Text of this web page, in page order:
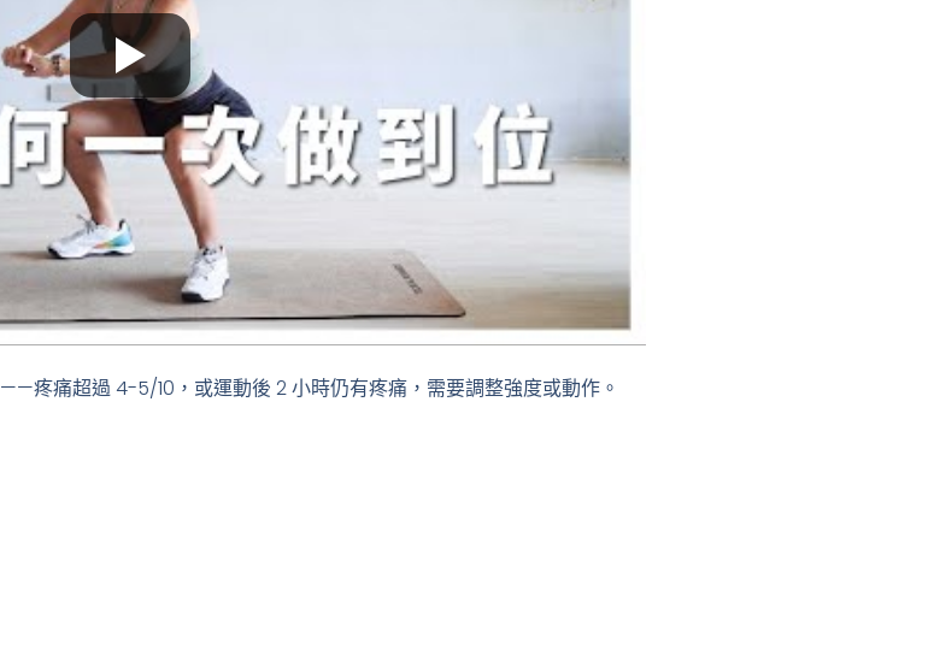
——疼痛超過 4-5/10，或運動後 2 小時仍有疼痛，需要調整強度或動作。